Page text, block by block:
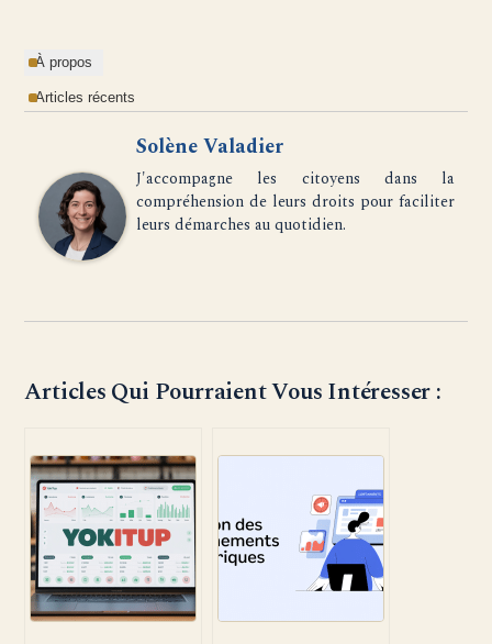
À propos
Articles récents
Solène Valadier
J'accompagne les citoyens dans la
compréhension de leurs droits pour faciliter
leurs démarches au quotidien.
Articles Qui Pourraient Vous Intéresser :